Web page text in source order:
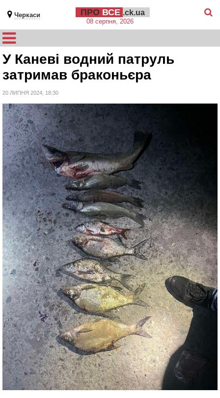
Черкаси ПРО ВСЕ .ck.ua
08 серпня, 2026
У Каневі водний патруль
затримав браконьєра
20 ЛИПНЯ 2024, 18:30